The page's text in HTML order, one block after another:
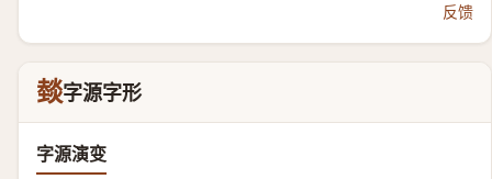
反馈
燅字源字形
字源演变